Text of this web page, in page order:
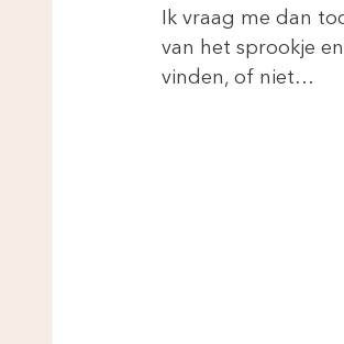
Ik vraag me dan
van het sprookje
vinden, of niet…